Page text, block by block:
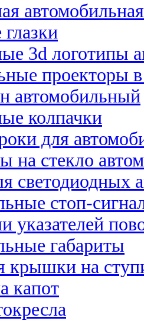
3d логотипы
проекторы
автомобильный
колпачки
для
на стекло
светодиодных
стоп-
указателей
габариты
крышки на
капот